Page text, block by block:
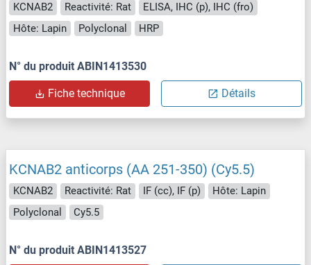
KCNAB2 Reactivité: Rat
ELISA, IHC (p), IHC (fro)
Hôte: Lapin
Polyclonal HRP
N° du produit ABIN1413530
Fiche technique Détails
KCNAB2 anticorps (AA 251-350) (Cy5.5)
KCNAB2 Reactivité: Rat IF (cc), IF (p)
Hôte: Lapin
Polyclonal
Cy5.5
N° du produit ABIN1413527